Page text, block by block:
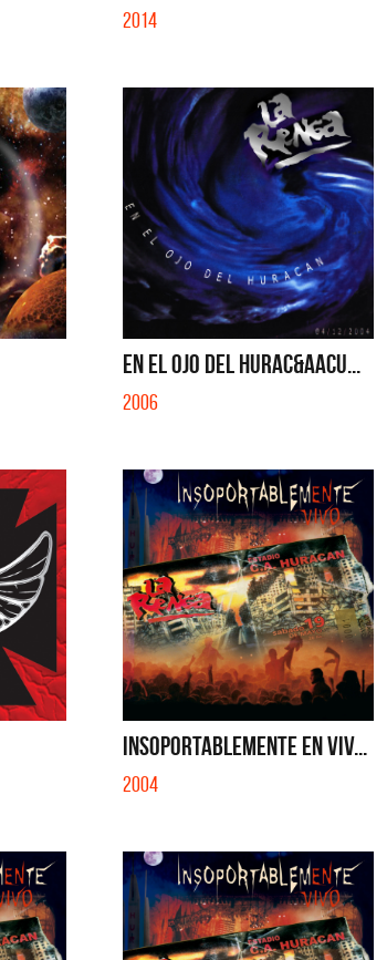
2014
EN EL OJO DEL HURAC&Aacu...
2006
INSOPORTABLEMENTE EN VIV...
2004